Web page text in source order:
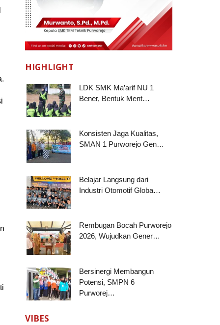
HIGHLIGHT
LDK SMK Ma’arif NU 1
Bener, Bentuk Ment…
Konsisten Jaga Kualitas,
SMAN 1 Purworejo Gen…
Belajar Langsung dari
Industri Otomotif Globa…
Rembugan Bocah Purworejo
2026, Wujudkan Gener…
Bersinergi Membangun
Potensi, SMPN 6
Purworej…
VIBES